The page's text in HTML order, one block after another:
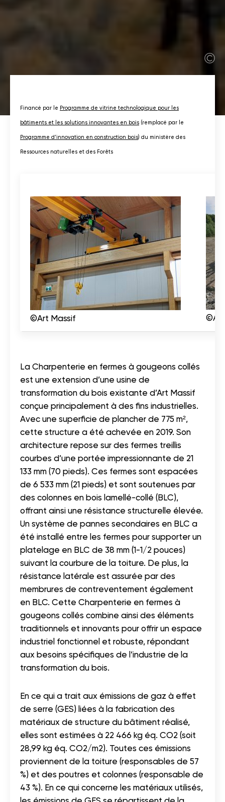
Financé par le Programme de vitrine technologique pour les
bâtiments et les solutions innovantes en bois (remplacé par le
Programme d’innovation en construction bois) du ministère des
Ressources naturelles et des Forêts
©Art Massif ©Art
La Charpenterie en fermes à gougeons collés
est une extension d’une usine de
transformation du bois existante d’Art Massif
conçue principalement à des fins industrielles.
Avec une superficie de plancher de 775 m²,
cette structure a été achevée en 2019. Son
architecture repose sur des fermes treillis
courbes d’une portée impressionnante de 21
133 mm (70 pieds). Ces fermes sont espacées
de 6 533 mm (21 pieds) et sont soutenues par
des colonnes en bois lamellé-collé (BLC),
offrant ainsi une résistance structurelle élevée.
Un système de pannes secondaires en BLC a
été installé entre les fermes pour supporter un
platelage en BLC de 38 mm (1-1/2 pouces)
suivant la courbure de la toiture. De plus, la
résistance latérale est assurée par des
membrures de contreventement également
en BLC. Cette Charpenterie en fermes à
gougeons collés combine ainsi des éléments
traditionnels et innovants pour offrir un espace
industriel fonctionnel et robuste, répondant
aux besoins spécifiques de l’industrie de la
transformation du bois.
En ce qui a trait aux émissions de gaz à effet
de serre (GES) liées à la fabrication des
matériaux de structure du bâtiment réalisé,
elles sont estimées à 22 466 kg éq. CO2 (soit
28,99 kg éq. CO2/m2). Toutes ces émissions
proviennent de la toiture (responsables de 57
%) et des poutres et colonnes (responsable de
43 %). En ce qui concerne les matériaux utilisés,